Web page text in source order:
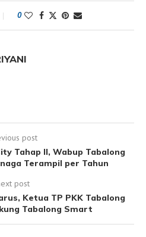
0
post
Tahap II, Wabup Tabalong
Terampil per Tahun
post
Ketua TP PKK Tabalong
Tabalong Smart